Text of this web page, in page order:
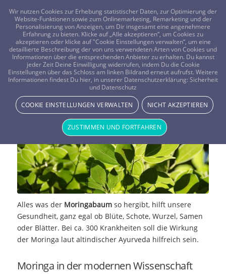
FRAGEN? KOSTENLOS ANRUFEN: 0800-8478266
Moringa – Der Baum des Lebens
Alles was der Moringabaumso hergibt, hilft unsere
Gesundheit, ganz egal ob Blüte, Schote, Wurzel, Samen
oder Blätter. Bei ca. 300 Krankheiten soll die Wirkung
der Moringa laut altindischer Ayurveda hilfreich sein.
Moringa in der modernen Wissenschaft
Wir nutzen Cookies zur Erhebung statistischer Daten, zur Optimierung der
Website-Funktionen sowie zum Onlinemarketing, Remarketing und der
Personalisierung von Anzeigen, um Dir insgesamt eine angenehmere
Erfahrung zu bieten. Klicke auf „Alle akzeptieren“, um Cookies zu
akzeptieren oder klicke auf "Cookie Einstellungen verwalten“, um eine
detaillierte Beschreibung der von uns verwendeten Arten von Cookies und
Informationen über die entsprechenden Anbieter zu erhalten. Du kannst
jeder Zeit Deine Einwilligung widerrufen, indem Du die Cookie
Einstellungen über das Schloss am linken Bildrand erneut aufrufst. Weitere
Informationen findest Du hier, in unserer Datenschutzerklärung: Sicherheit
und Datenschutz
COOKIE EINSTELLUNGEN VERWALTEN NICHT AKZEPTIEREN
ZUSTIMMEN UND FORTFAHREN